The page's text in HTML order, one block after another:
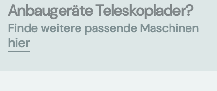
Anbaugeräte Teleskoplader?
Finde weitere passende Maschinen
hier